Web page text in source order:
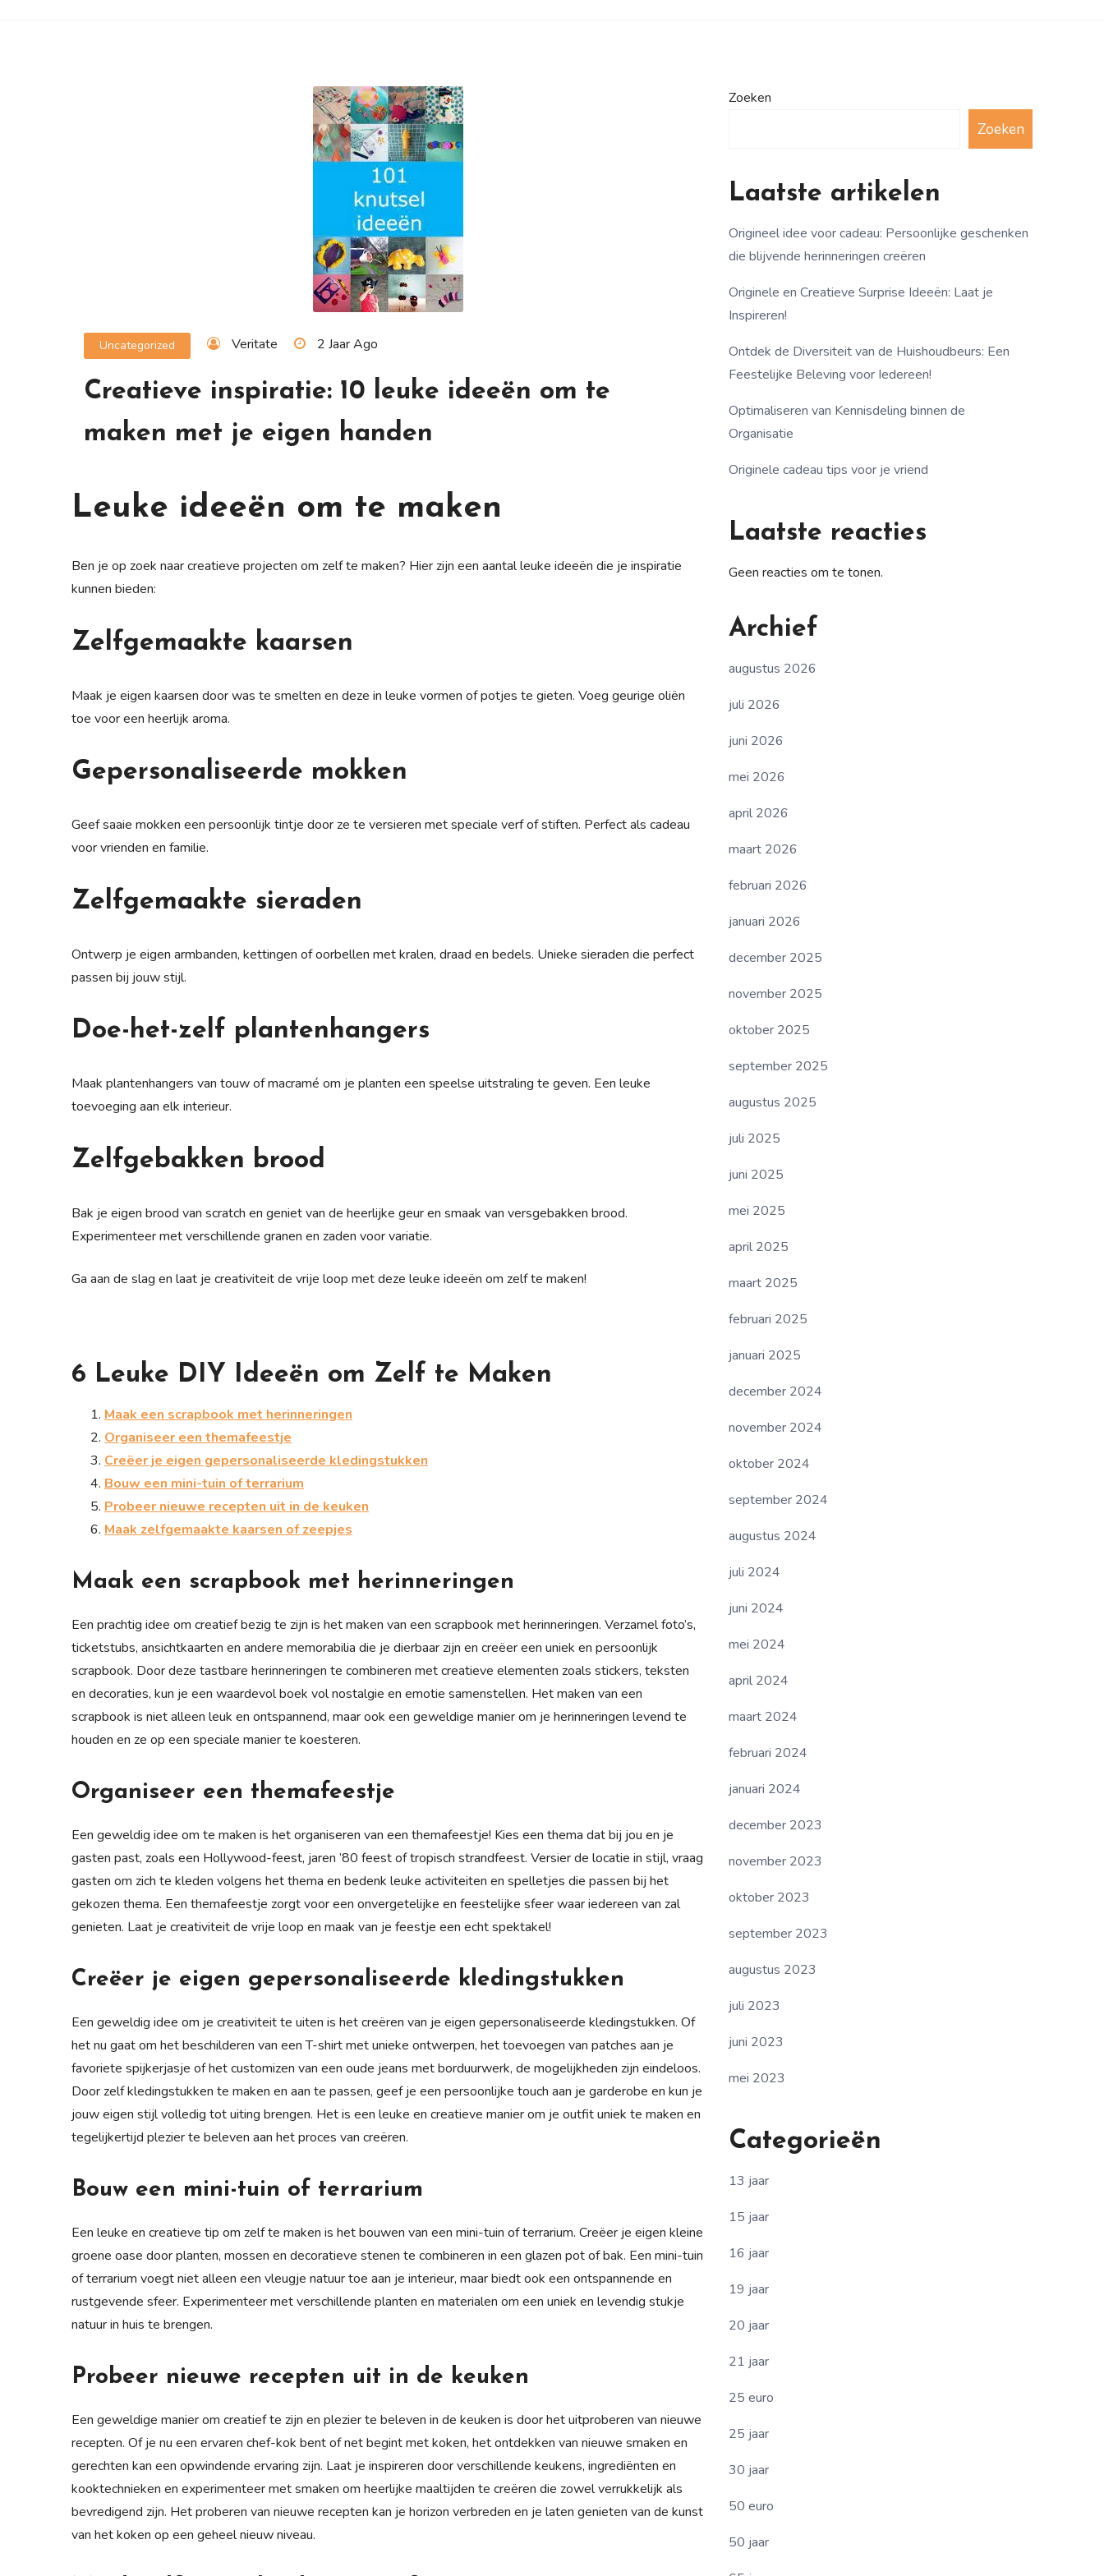
Uncategorized Veritate 2 Jaar Ago
Creatieve inspiratie: 10 leuke ideeën om te
maken met je eigen handen
Leuke ideeën om te maken
Ben je op zoek naar creatieve projecten om zelf te maken? Hier zijn een aantal leuke ideeën die je inspiratie
kunnen bieden:
Zelfgemaakte kaarsen
Maak je eigen kaarsen door was te smelten en deze in leuke vormen of potjes te gieten. Voeg geurige oliën
toe voor een heerlijk aroma.
Gepersonaliseerde mokken
Geef saaie mokken een persoonlijk tintje door ze te versieren met speciale verf of stiften. Perfect als cadeau
voor vrienden en familie.
Zelfgemaakte sieraden
Ontwerp je eigen armbanden, kettingen of oorbellen met kralen, draad en bedels. Unieke sieraden die perfect
passen bij jouw stijl.
Doe-het-zelf plantenhangers
Maak plantenhangers van touw of macramé om je planten een speelse uitstraling te geven. Een leuke
toevoeging aan elk interieur.
Zelfgebakken brood
Bak je eigen brood van scratch en geniet van de heerlijke geur en smaak van versgebakken brood.
Experimenteer met verschillende granen en zaden voor variatie.
Ga aan de slag en laat je creativiteit de vrije loop met deze leuke ideeën om zelf te maken!
6 Leuke DIY Ideeën om Zelf te Maken
Maak een scrapbook met herinneringen
Organiseer een themafeestje
Creëer je eigen gepersonaliseerde kledingstukken
Bouw een mini-tuin of terrarium
Probeer nieuwe recepten uit in de keuken
Maak zelfgemaakte kaarsen of zeepjes
Maak een scrapbook met herinneringen
Een prachtig idee om creatief bezig te zijn is het maken van een scrapbook met herinneringen. Verzamel foto’s,
ticketstubs, ansichtkaarten en andere memorabilia die je dierbaar zijn en creëer een uniek en persoonlijk
scrapbook. Door deze tastbare herinneringen te combineren met creatieve elementen zoals stickers, teksten
en decoraties, kun je een waardevol boek vol nostalgie en emotie samenstellen. Het maken van een
scrapbook is niet alleen leuk en ontspannend, maar ook een geweldige manier om je herinneringen levend te
houden en ze op een speciale manier te koesteren.
Organiseer een themafeestje
Een geweldig idee om te maken is het organiseren van een themafeestje! Kies een thema dat bij jou en je
gasten past, zoals een Hollywood-feest, jaren ’80 feest of tropisch strandfeest. Versier de locatie in stijl, vraag
gasten om zich te kleden volgens het thema en bedenk leuke activiteiten en spelletjes die passen bij het
gekozen thema. Een themafeestje zorgt voor een onvergetelijke en feestelijke sfeer waar iedereen van zal
genieten. Laat je creativiteit de vrije loop en maak van je feestje een echt spektakel!
Creëer je eigen gepersonaliseerde kledingstukken
Een geweldig idee om je creativiteit te uiten is het creëren van je eigen gepersonaliseerde kledingstukken. Of
het nu gaat om het beschilderen van een T-shirt met unieke ontwerpen, het toevoegen van patches aan je
favoriete spijkerjasje of het customizen van een oude jeans met borduurwerk, de mogelijkheden zijn eindeloos.
Door zelf kledingstukken te maken en aan te passen, geef je een persoonlijke touch aan je garderobe en kun je
jouw eigen stijl volledig tot uiting brengen. Het is een leuke en creatieve manier om je outfit uniek te maken en
tegelijkertijd plezier te beleven aan het proces van creëren.
Bouw een mini-tuin of terrarium
Een leuke en creatieve tip om zelf te maken is het bouwen van een mini-tuin of terrarium. Creëer je eigen kleine
groene oase door planten, mossen en decoratieve stenen te combineren in een glazen pot of bak. Een mini-tuin
of terrarium voegt niet alleen een vleugje natuur toe aan je interieur, maar biedt ook een ontspannende en
rustgevende sfeer. Experimenteer met verschillende planten en materialen om een uniek en levendig stukje
natuur in huis te brengen.
Probeer nieuwe recepten uit in de keuken
Een geweldige manier om creatief te zijn en plezier te beleven in de keuken is door het uitproberen van nieuwe
recepten. Of je nu een ervaren chef-kok bent of net begint met koken, het ontdekken van nieuwe smaken en
gerechten kan een opwindende ervaring zijn. Laat je inspireren door verschillende keukens, ingrediënten en
kooktechnieken en experimenteer met smaken om heerlijke maaltijden te creëren die zowel verrukkelijk als
bevredigend zijn. Het proberen van nieuwe recepten kan je horizon verbreden en je laten genieten van de kunst
van het koken op een geheel nieuw niveau.
Zoeken
Zoeken
Laatste artikelen
Origineel idee voor cadeau: Persoonlijke geschenken
die blijvende herinneringen creëren
Originele en Creatieve Surprise Ideeën: Laat je
Inspireren!
Ontdek de Diversiteit van de Huishoudbeurs: Een
Feestelijke Beleving voor Iedereen!
Optimaliseren van Kennisdeling binnen de
Organisatie
Originele cadeau tips voor je vriend
Laatste reacties
Geen reacties om te tonen.
Archief
augustus 2026
juli 2026
juni 2026
mei 2026
april 2026
maart 2026
februari 2026
januari 2026
december 2025
november 2025
oktober 2025
september 2025
augustus 2025
juli 2025
juni 2025
mei 2025
april 2025
maart 2025
februari 2025
januari 2025
december 2024
november 2024
oktober 2024
september 2024
augustus 2024
juli 2024
juni 2024
mei 2024
april 2024
maart 2024
februari 2024
januari 2024
december 2023
november 2023
oktober 2023
september 2023
augustus 2023
juli 2023
juni 2023
mei 2023
Categorieën
13 jaar
15 jaar
16 jaar
19 jaar
20 jaar
21 jaar
25 euro
25 jaar
30 jaar
50 euro
50 jaar